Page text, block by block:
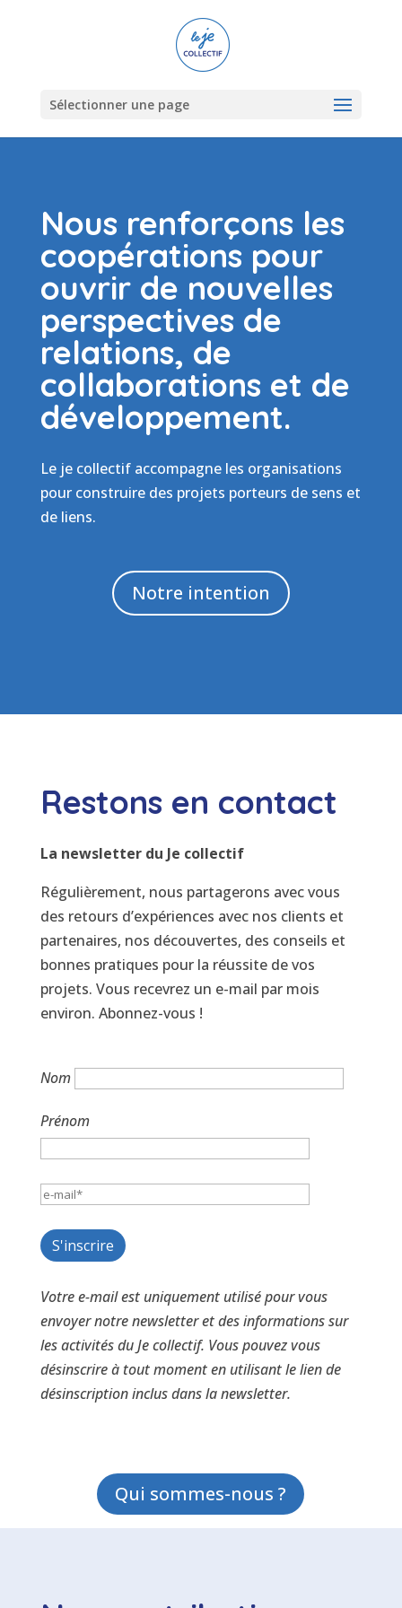
Sélectionner une page
Nous renforçons les
coopérations pour
ouvrir de nouvelles
perspectives de
relations, de
collaborations et de
développement.
Le je collectif accompagne les organisations
pour construire des projets porteurs de sens et
de liens.
Notre intention
Restons en contact
La newsletter du Je collectif
Régulièrement, nous partagerons avec vous
des retours d’expériences avec nos clients et
partenaires, nos découvertes, des conseils et
bonnes pratiques pour la réussite de vos
projets. Vous recevrez un e-mail par mois
environ. Abonnez-vous !
Nom
Prénom
Votre e-mail est uniquement utilisé pour vous
envoyer notre newsletter et des informations sur
les activités du Je collectif. Vous pouvez vous
désinscrire à tout moment en utilisant le lien de
désinscription inclus dans la newsletter.
Qui sommes-nous ?